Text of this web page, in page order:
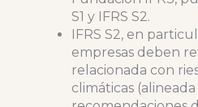
S1 y IFRS S2.
IFRS S2, en
empresas deben
relacionada con
climáticas